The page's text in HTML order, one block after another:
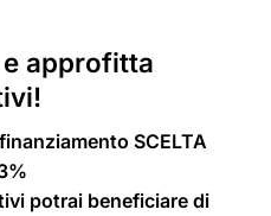
approfitta
SCELTA
potrai beneficiare di